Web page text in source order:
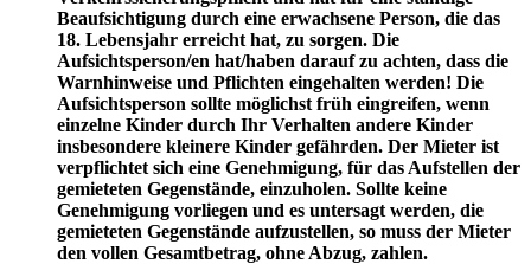
Beaufsichtigung durch eine erwachsene Person, die das
18. Lebensjahr erreicht hat, zu sorgen. Die
Aufsichtsperson/en hat/haben darauf zu achten, dass die
Warnhinweise und Pflichten eingehalten werden! Die
Aufsichtsperson sollte möglichst früh eingreifen, wenn
einzelne Kinder durch Ihr Verhalten andere Kinder
insbesondere kleinere Kinder gefährden. Der Mieter ist
verpflichtet sich eine Genehmigung, für das Aufstellen der
gemieteten Gegenstände, einzuholen. Sollte keine
Genehmigung vorliegen und es untersagt werden, die
gemieteten Gegenstände aufzustellen, so muss der Mieter
den vollen Gesamtbetrag, ohne Abzug, zahlen.